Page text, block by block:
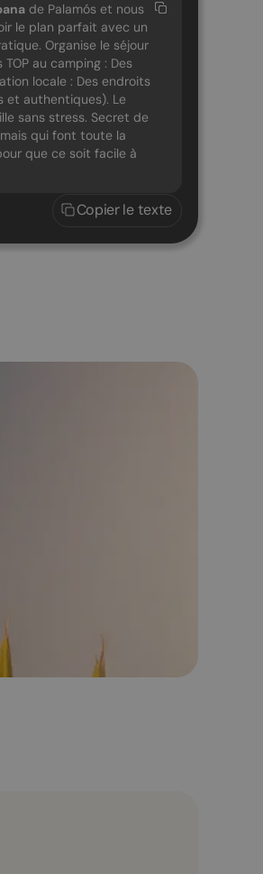
de Palamós et nous
le plan parfait avec un
Organise le séjour
au camping : Des
locale : Des endroits
et authentiques). Le
sans stress. Secret de
qui font toute la
que ce soit facile à
Copier le texte